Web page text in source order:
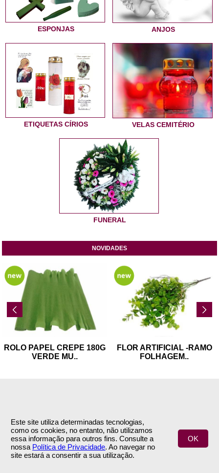
Este site utiliza determinadas tecnologias,
como os cookies, no entanto, não utilizamos
essa informação para outros fins. Consulte a
nossa Política de Privacidade. Ao navegar no
site estará a consentir a sua utilização.
OK
ESPONJAS ANJOS
ETIQUETAS CÍRIOS VELAS CEMITÉRIO
FUNERAL
NOVIDADES
ROLO PAPEL CREPE 180G
VERDE MU..
FLOR ARTIFICIAL -RAMO
FOLHAGEM..
INFORMAÇÕES
Empresa
Termos e Condições
APOIO AO CLIENTE
Encomendas & Pagamentos
Envio